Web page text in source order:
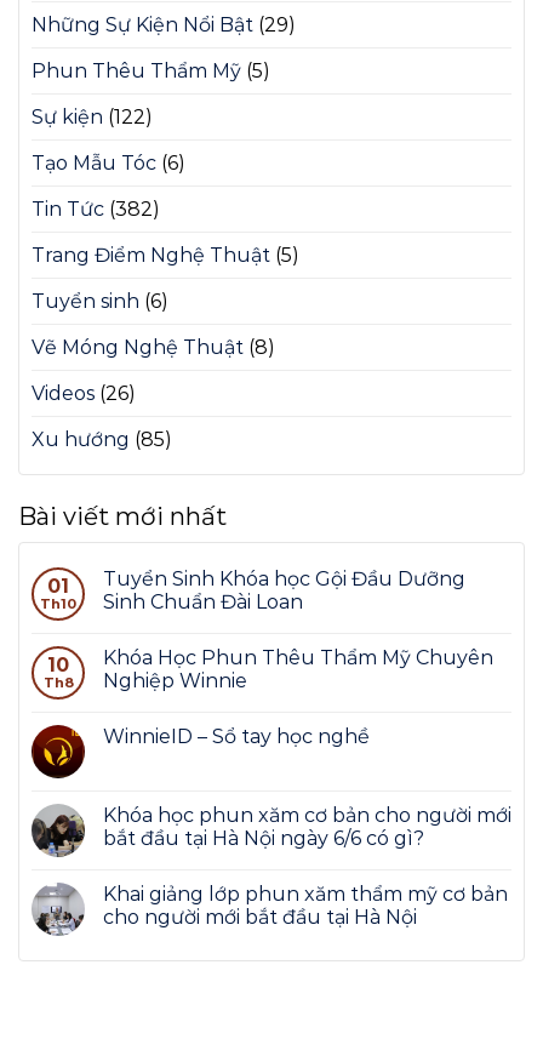
Những Sự Kiện Nổi Bật (29)
Phun Thêu Thẩm Mỹ (5)
Sự kiện (122)
Tạo Mẫu Tóc (6)
Tin Tức (382)
Trang Điểm Nghệ Thuật (5)
Tuyển sinh (6)
Vẽ Móng Nghệ Thuật (8)
Videos (26)
Xu hướng (85)
Bài viết mới nhất
01
Th10
Tuyển Sinh Khóa học Gội Đầu Dưỡng
Sinh Chuẩn Đài Loan
10
Th8
Khóa Học Phun Thêu Thẩm Mỹ Chuyên
Nghiệp Winnie
WinnieID – Sổ tay học nghề
Khóa học phun xăm cơ bản cho người mới
bắt đầu tại Hà Nội ngày 6/6 có gì?
Khai giảng lớp phun xăm thẩm mỹ cơ bản
cho người mới bắt đầu tại Hà Nội